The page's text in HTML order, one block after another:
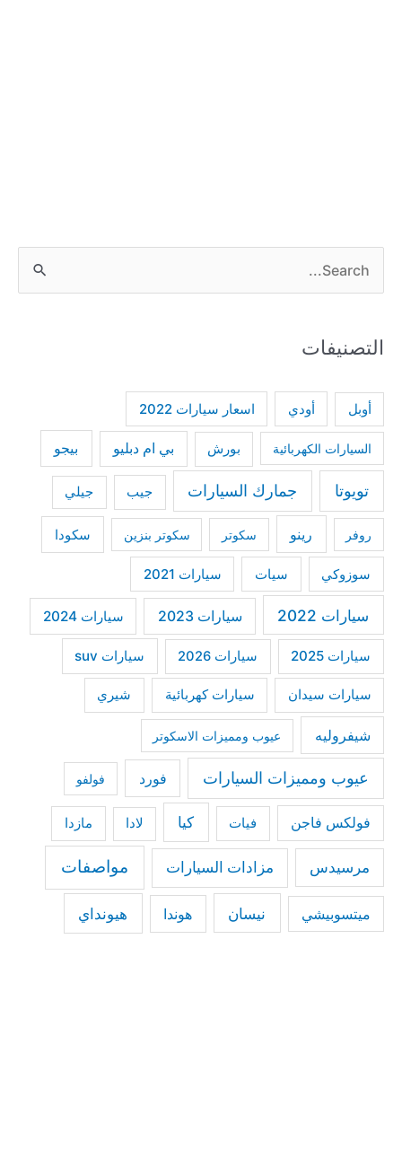
e
r
f
o
:
التصنيفات
أوبل أودي اسعار سيارات 2022
السيارات الكهربائية بورش بي ام دبليو بيجو
تويوتا جمارك السيارات جيب جيلي
روفر رينو سكوتر سكوتر بنزين سكودا
سوزوكي سيات سيارات 2021
سيارات 2022 سيارات 2023 سيارات 2024
سيارات 2025 سيارات 2026 سيارات suv
سيارات سيدان سيارات كهربائية شيري
شيفروليه عيوب ومميزات الاسكوتر
عيوب ومميزات السيارات فورد فولفو
فولكس فاجن فيات كيا لادا مازدا
مرسيدس مزادات السيارات مواصفات
ميتسوبيشي نيسان هوندا هيونداي